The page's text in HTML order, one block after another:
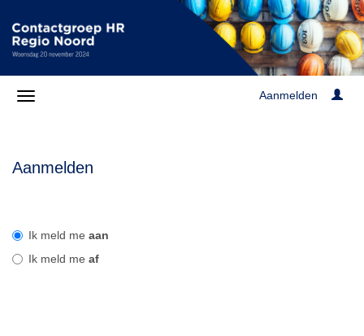
Aanmelden
Aanmelden
Ik meld me aan
Ik meld me af